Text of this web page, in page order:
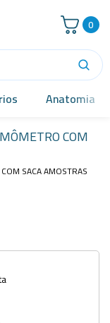
0
Anatomia
COM